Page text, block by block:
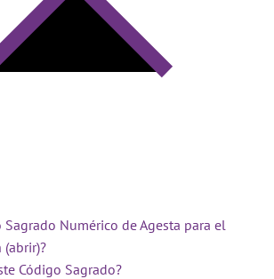
Sagrado Numérico de Agesta para el
Código Sagrado?